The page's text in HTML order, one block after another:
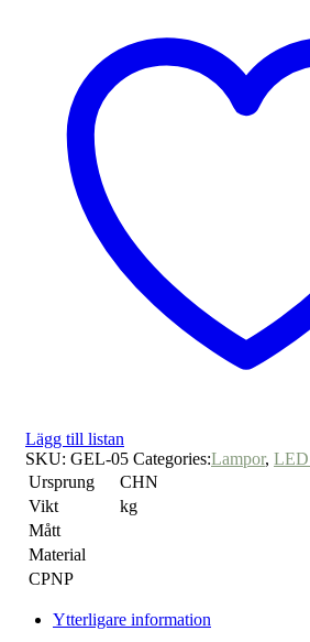
Lägg till listan
SKU: GEL-05 Categories:Lampor, LED
Ursprung
CHN
Vikt
kg
Mått
Material
CPNP
Ytterligare information